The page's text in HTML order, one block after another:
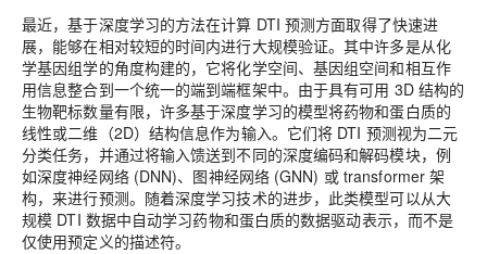
最近，基于深度学习的方法在计算 DTI 预测方面取得了快速进
展，能够在相对较短的时间内进行大规模验证。其中许多是从化
学基因组学的角度构建的，它将化学空间、基因组空间和相互作
用信息整合到一个统一的端到端框架中。由于具有可用 3D 结构的
生物靶标数量有限，许多基于深度学习的模型将药物和蛋白质的
线性或二维（2D）结构信息作为输入。它们将 DTI 预测视为二元
分类任务，并通过将输入馈送到不同的深度编码和解码模块，例
如深度神经网络 (DNN)、图神经网络 (GNN) 或 transformer 架
构，来进行预测。随着深度学习技术的进步，此类模型可以从大
规模 DTI 数据中自动学习药物和蛋白质的数据驱动表示，而不是
仅使用预定义的描述符。